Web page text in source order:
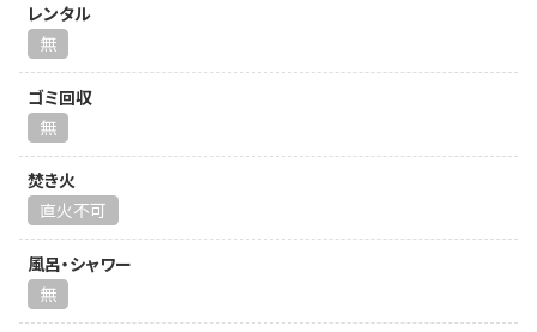
レンタル
無
ゴミ回収
無
焚き火
直火不可
風呂・シャワー
無